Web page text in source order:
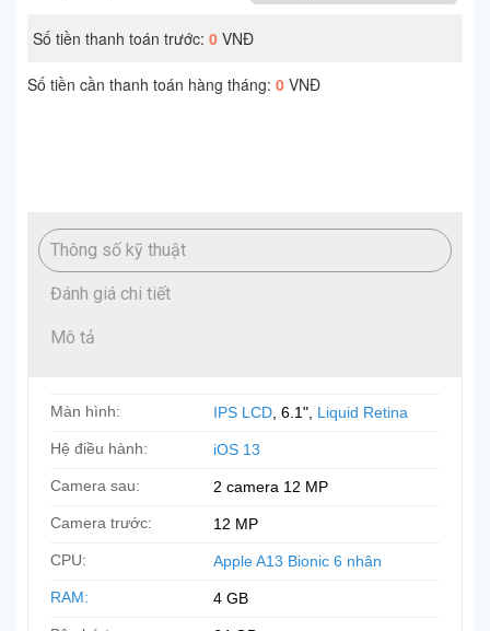
Thông số kỹ thuật
Đánh giá chi tiết
Mô tả
Màn hình: IPS LCD , 6.1", Liquid Retina
Hệ điều hành: iOS 13
Camera sau: 2 camera 12 MP
Camera trước: 12 MP
CPU: Apple A13 Bionic 6 nhân
RAM: 4 GB